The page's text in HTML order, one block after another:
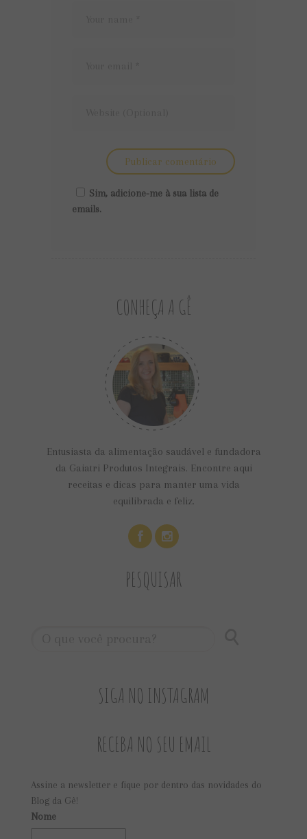
Sim, adicione-me à sua lista de
emails.
CONHEÇA A GÊ
Entusiasta da alimentação saudável e fundadora
da Gaiatri Produtos Integrais. Encontre aqui
receitas e dicas para manter uma vida
equilibrada e feliz.
PESQUISAR
SIGA NO INSTAGRAM
RECEBA NO SEU EMAIL
Assine a newsletter e fique por dentro das novidades do
Blog da Gê!
Nome